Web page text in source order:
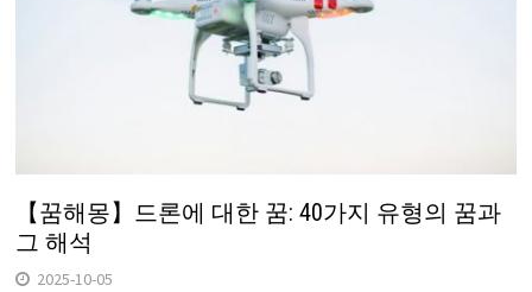
【꿈해몽】드론에 대한 꿈: 40가지 유형의 꿈과
그 해석
2025-10-05